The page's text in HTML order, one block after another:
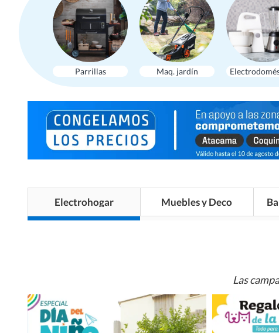
Parrillas Maq. jardín
Electrohogar Muebles y Deco
Las